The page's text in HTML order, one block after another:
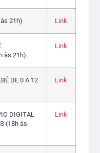
às 21h) Link
às 21h)
Link
DE 0 A 12
Link
DIGITAL
(18h às
Link